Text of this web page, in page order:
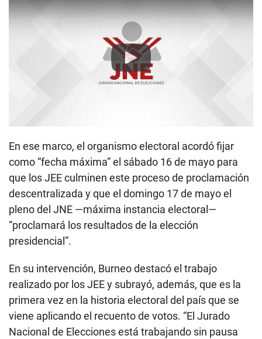
Play
En ese marco, el organismo electoral acordó fijar
como “fecha máxima” el sábado 16 de mayo para
que los JEE culminen este proceso de proclamación
descentralizada y que el domingo 17 de mayo el
pleno del JNE —máxima instancia electoral—
“proclamará los resultados de la elección
presidencial”.
En su intervención, Burneo destacó el trabajo
realizado por los JEE y subrayó, además, que es la
primera vez en la historia electoral del país que se
viene aplicando el recuento de votos. “El Jurado
Nacional de Elecciones está trabajando sin pausa